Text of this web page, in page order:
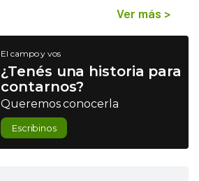
Ver más >
El campo y vos
¿Tenés una historia para
contarnos?
Queremos conocerla
Escribinos